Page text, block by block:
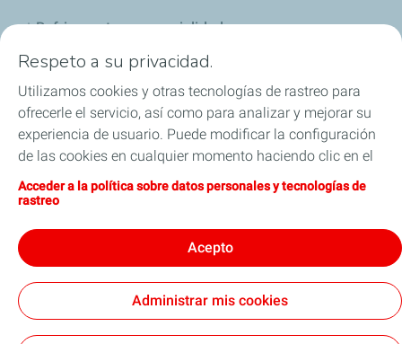
Refrigerantes y especialidades
Distribuidores
Sponsoring
Industria
Iron Dames y TotalEnergies, juntos en las 24 horas
Respeto a su privacidad.
Utilizamos cookies y otras tecnologías de rastreo para
ofrecerle el servicio, así como para analizar y mejorar su
experiencia de usuario. Puede modificar la configuración
de las cookies en cualquier momento haciendo clic en el
botón «Gérer mes cookies» (Gestionar cookies). Al hacer
clic en el botón «J’accepte» (Aceptar), nos autoriza a
refuse» (Rechazar), depositaremos únicamente las
cookies técnicas estrictamente necesarias para el
correcto funcionamiento del sitio web. Si desea más
información, puede consultar la página relativa a la
Acceder a la política sobre datos personales y tecnologías de
rastreo
Acepto
Administrar mis cookies